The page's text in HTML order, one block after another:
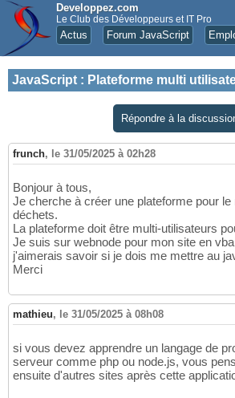
Developpez.com
Le Club des Développeurs et IT Pro
Actus Forum JavaScript
JavaScript : Plateforme multi
Répondre à la
frunch, le 31/05/2025 à 02h28
Bonjour à tous,
Je cherche à créer une plateforme pour
déchets.
La plateforme doit être multi-utilisateurs
Je suis sur webnode pour mon site en
j'aimerais savoir si je dois me mettre au
Merci
mathieu, le 31/05/2025 à 08h08
si vous devez apprendre un langage de
serveur comme php ou node.js, vous
ensuite d'autres sites après cette